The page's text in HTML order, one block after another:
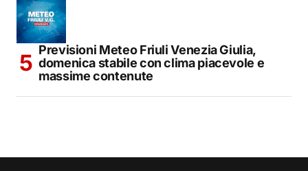
Previsioni Meteo Friuli Venezia Giulia,
domenica stabile con clima piacevole e
massime contenute